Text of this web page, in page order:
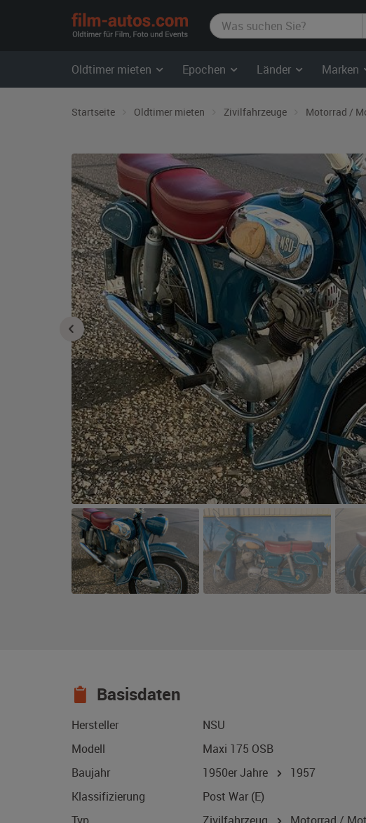
film-
autos.com
Oldtimer mieten Epochen Länder Marken
Startseite Oldtimer mieten Zivilfahrzeuge Motorrad /
Basisdaten
Hersteller
NSU
Modell
Maxi 175 OSB
Baujahr
1950er Jahre
1957
Klassifizierung
Post War (E)